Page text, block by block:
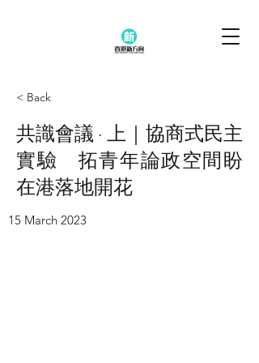
< Back
共識會議 · 上｜協商式民主
實驗 拓青年論政空間盼
在港落地開花
15 March 2023